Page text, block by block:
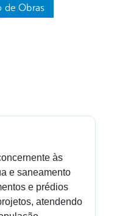
de Obras
às
e saneamento
e prédios
atendendo